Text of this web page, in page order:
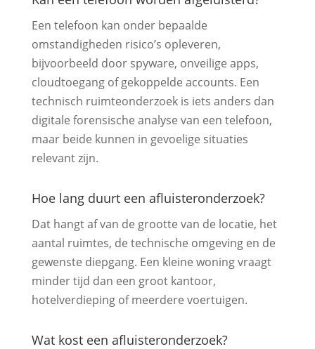
Een telefoon kan onder bepaalde
omstandigheden risico’s opleveren,
bijvoorbeeld door spyware, onveilige apps,
cloudtoegang of gekoppelde accounts. Een
technisch ruimteonderzoek is iets anders dan
digitale forensische analyse van een telefoon,
maar beide kunnen in gevoelige situaties
relevant zijn.
Hoe lang duurt een afluisteronderzoek?
Dat hangt af van de grootte van de locatie, het
aantal ruimtes, de technische omgeving en de
gewenste diepgang. Een kleine woning vraagt
minder tijd dan een groot kantoor,
hotelverdieping of meerdere voertuigen.
Wat kost een afluisteronderzoek?